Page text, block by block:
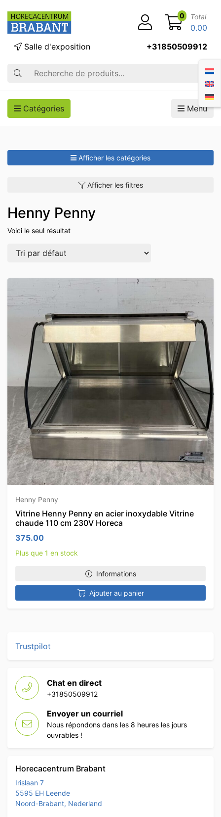
Recherche
Salle d'exposition +31850509912
0 Total
0.00
Catégories Menu
Afficher les catégories
Afficher les filtres
Henny Penny
Voici le seul résultat
Henny Penny
Vitrine Henny Penny en acier inoxydable Vitrine
chaude 110 cm 230V Horeca
375.00
Plus que 1 en stock
Informations
Ajouter au panier
Trustpilot
Chat en direct
+31850509912
Envoyer un courriel
Nous répondons dans les 8 heures les jours
ouvrables !
Horecacentrum Brabant
Irislaan 7
5595 EH Leende
Noord-Brabant, Nederland